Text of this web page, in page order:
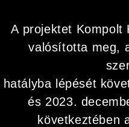
A projektet Kompolt
valósította meg,
hatályba lépését
és 2023.
következtében